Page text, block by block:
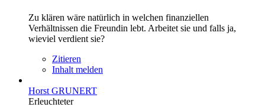
Zu klären wäre natürlich in welchen finanziellen
Verhältnissen die Freundin lebt. Arbeitet sie und falls ja,
wieviel verdient sie?
Zitieren
Inhalt melden
Horst GRUNERT
Erleuchteter